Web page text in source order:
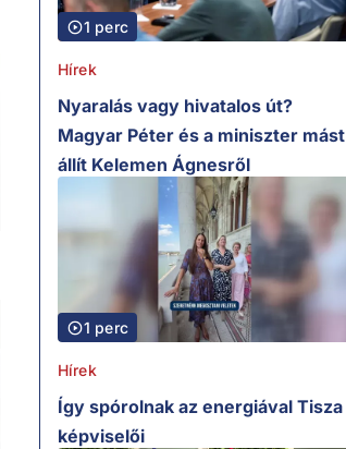
1 perc
Hírek
Nyaralás vagy hivatalos út?
Magyar Péter és a miniszter mást
állít Kelemen Ágnesről
1 perc
Hírek
Így spórolnak az energiával Tisza
képviselői